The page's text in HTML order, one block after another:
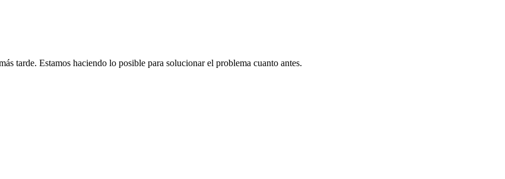
tarde. Estamos haciendo lo posible para solucionar el problema cuanto antes.